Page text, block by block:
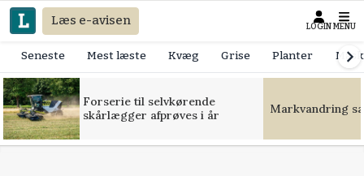
Læs e-avisen LOGIN MENU
Seneste Mest læste Kvæg Grise Planter
Forserie til selvkørende
skårlægger afprøves i år
Markvandring